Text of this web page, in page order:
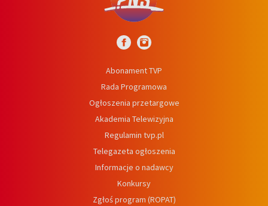
Abonament TVP
Rada Programowa
Ogłoszenia przetargowe
Akademia Telewizyjna
Regulamin tvp.pl
Telegazeta ogłoszenia
Informacje o nadawcy
Konkursy
Zgłoś program (ROPAT)